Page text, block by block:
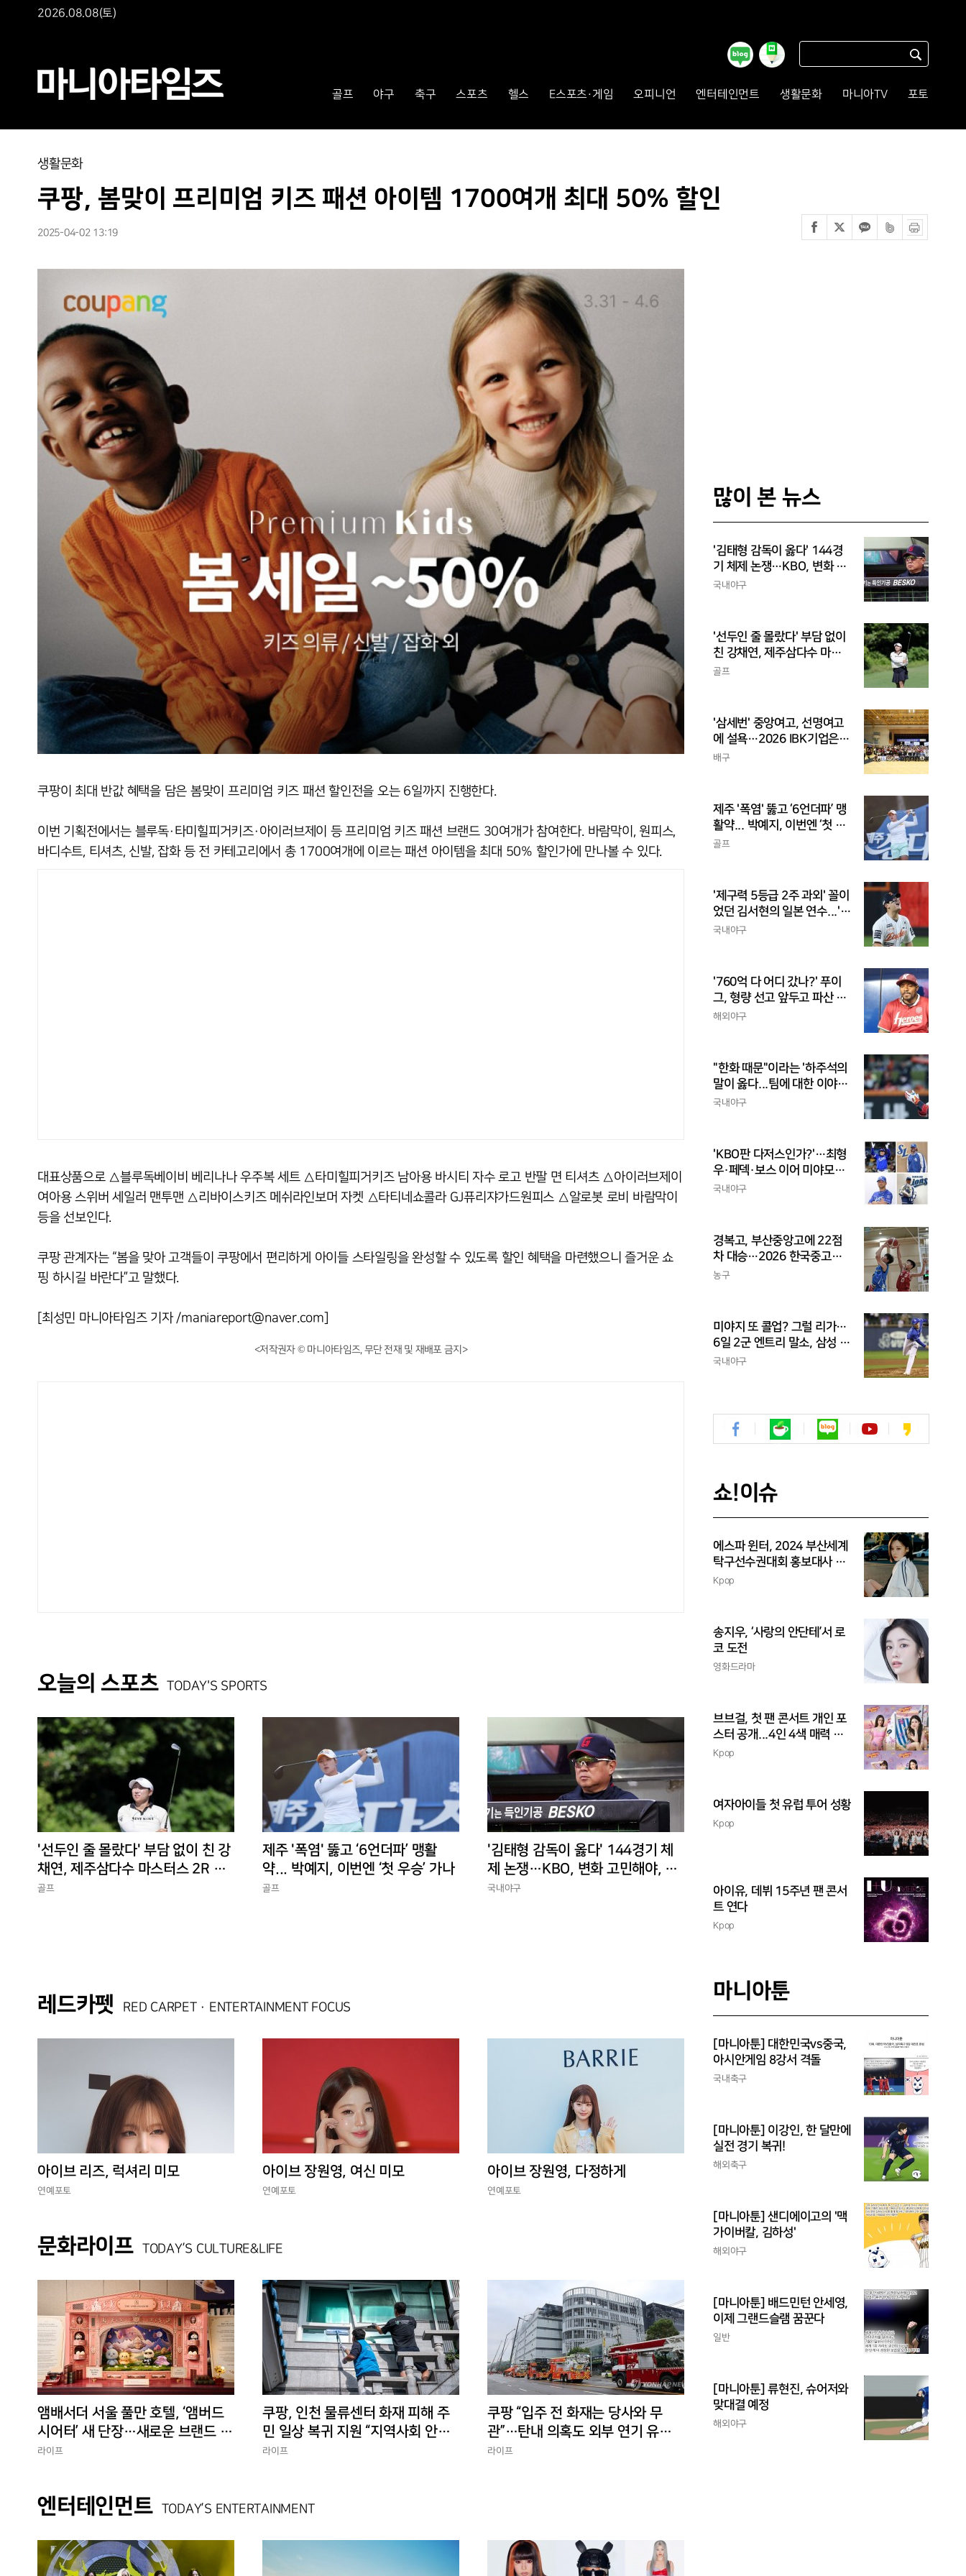
2026.08.08(토)
골프 야구 축구 스포츠 헬스 E스포츠·게임 오피니언 엔터테인먼트 생활문화 마니아TV 포토
생활문화
쿠팡, 봄맞이 프리미엄 키즈 패션 아이템 1700여개 최대 50% 할인
2025-04-02 13:19
쿠팡이 최대 반값 혜택을 담은 봄맞이 프리미엄 키즈 패션 할인전을 오는 6일까지 진행한다.
이번 기획전에서는 블루독·타미힐피거키즈·아이러브제이 등 프리미엄 키즈 패션 브랜드 30여개가 참여한다. 바람막이, 원피스,
바디수트, 티셔츠, 신발, 잡화 등 전 카테고리에서 총 1700여개에 이르는 패션 아이템을 최대 50% 할인가에 만나볼 수 있다.
대표상품으로 △블루독베이비 베리나나 우주복 세트 △타미힐피거키즈 남아용 바시티 자수 로고 반팔 면 티셔츠 △아이러브제이
여아용 스위버 세일러 맨투맨 △리바이스키즈 메쉬라인보머 자켓 △타티네쇼콜라 GJ퓨리쟈가드원피스 △알로봇 로비 바람막이
등을 선보인다.
쿠팡 관계자는 “봄을 맞아 고객들이 쿠팡에서 편리하게 아이들 스타일링을 완성할 수 있도록 할인 혜택을 마련했으니 즐거운 쇼
핑 하시길 바란다”고 말했다.
[최성민 마니아타임즈 기자 /maniareport@naver.com]
<저작권자 © 마니아타임즈, 무단 전재 및 재배포 금지>
오늘의 스포츠 TODAY'S SPORTS
'선두인 줄 몰랐다' 부담 없이 친 강
채연, 제주삼다수 마스터스 2R 단
독 선두
골프
제주 '폭염' 뚫고 ‘6언더파’ 맹활
약... 박예지, 이번엔 ‘첫 우승’ 가나
골프
'김태형 감독이 옳다' 144경기 체
제 논쟁…KBO, 변화 고민해야, 환
경에 맞는 경기 수가 바람직
국내야구
레드카펫 RED CARPET · ENTERTAINMENT FOCUS
아이브 리즈, 럭셔리 미모
연예포토
아이브 장원영, 여신 미모
연예포토
아이브 장원영, 다정하게
연예포토
문화라이프 TODAY’S CULTURE&LIFE
앰배서더 서울 풀만 호텔, ‘앰버드
시어터’ 새 단장…새로운 브랜드 경
험 선사
라이프
쿠팡, 인천 물류센터 화재 피해 주
민 일상 복귀 지원 “지역사회 안정
에 총력”
라이프
쿠팡 “입주 전 화재는 당사와 무
관”…탄내 의혹도 외부 연기 유입
반박
라이프
엔터테인먼트 TODAY’S ENTERTAINMENT
많이 본 뉴스
'김태형 감독이 옳다' 144경
기 체제 논쟁…KBO, 변화 고
민해야, 환경에 맞는 경기 수
국내야구
'선두인 줄 몰랐다' 부담 없이
친 강채연, 제주삼다수 마스
터스 2R 단독 선두
골프
'삼세번' 중앙여고, 선명여고
에 설욕…2026 IBK기업은행
배 전국중고배구대회 우승
배구
제주 '폭염' 뚫고 ‘6언더파’ 맹
활약... 박예지, 이번엔 ‘첫 우
승’ 가나
골프
'제구력 5등급 2주 과외' 꼴이
었던 김서현의 일본 연수...'종
합검진표'에 불과
국내야구
'760억 다 어디 갔나?' 푸이
그, 형량 선고 앞두고 파산 신
청
해외야구
"한화 때문"이라는 '하주석의
말이 옳다...팀에 대한 이야
기, 끝까지 안 하는 게 도리
국내야구
'KBO판 다저스인가?'…최형
우·페덱·보스 이어 미야모리
까지, 삼성의 '스펙 만렙' 승부
국내야구
경복고, 부산중앙고에 22점
차 대승…2026 한국중고농
구 주말리그 왕중왕전 첫 승
농구
미야지 또 콜업? 그럴 리가…
6일 2군 엔트리 말소, 삼성 새
아시아쿼터 찾았나
국내야구
쇼!이슈
에스파 윈터, 2024 부산세계
탁구선수권대회 홍보대사 위
촉
Kpop
송지우, ‘사랑의 안단테’서 로
코 도전
영화드라마
브브걸, 첫 팬 콘서트 개인 포
스터 공개...4인 4색 매력 발
산
Kpop
여자아이들 첫 유럽 투어 성황
Kpop
아이유, 데뷔 15주년 팬 콘서
트 연다
Kpop
마니아툰
[마니아툰] 대한민국vs중국,
아시안게임 8강서 격돌
국내축구
[마니아툰] 이강인, 한 달만에
실전 경기 복귀!
해외축구
[마니아툰] 샌디에이고의 '맥
가이버칼, 김하성'
해외야구
[마니아툰] 배드민턴 안세영,
이제 그랜드슬램 꿈꾼다
일반
[마니아툰] 류현진, 슈어저와
맞대결 예정
해외야구